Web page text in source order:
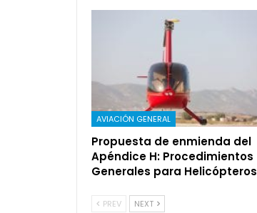
AVIACIÓN GENERAL
Propuesta de enmienda del
Apéndice H: Procedimientos
Generales para Helicópteros
PREV NEXT